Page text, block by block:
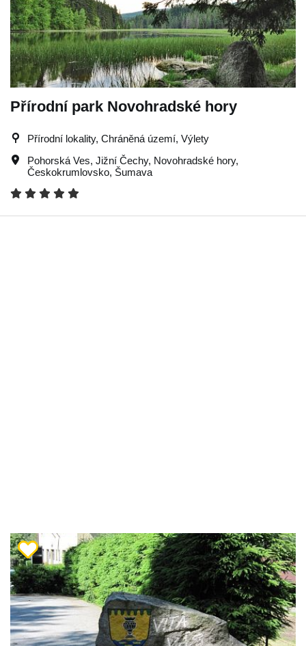
Přírodní park Novohradské hory
Přírodní lokality, Chráněná území, Výlety
Pohorská Ves, Jižní Čechy, Novohradské hory,
Českokrumlovsko, Šumava